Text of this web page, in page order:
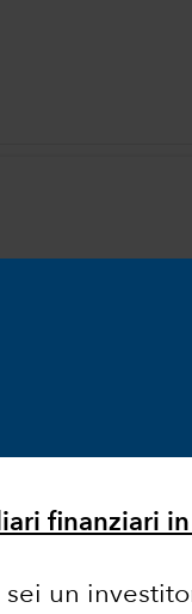
finanziari
sei un